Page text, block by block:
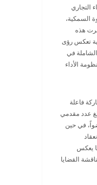
التجاري
السمكية،
هذه
عن تقديم 20 توصية تعكس رؤى
الشاملة في
الأداء
فاعلة
عدد مقدمي
وطالبي الكلمة 55 عضواً، في حين
مما يعكس
القضايا